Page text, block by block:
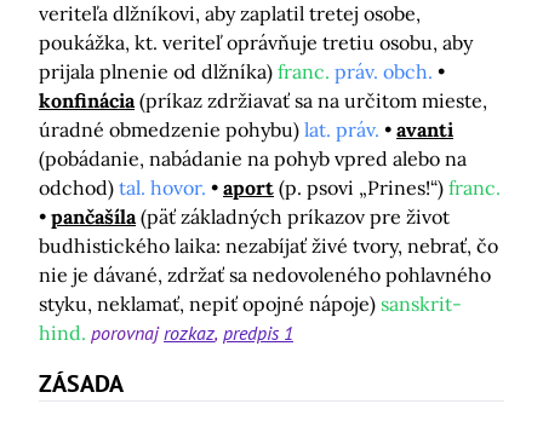
veriteľa dlžníkovi, aby zaplatil tretej osobe,
poukážka, kt. veriteľ oprávňuje tretiu osobu, aby
prijala plnenie od dlžníka) franc. práv. obch.
konfinácia (príkaz zdržiavať sa na určitom mieste,
úradné obmedzenie pohybu) lat. práv.
avanti
(pobádanie, nabádanie na pohyb vpred alebo na
odchod) tal. hovor. aport (p. psovi „Prines!“) franc.
pančašíla (päť základných príkazov pre život
budhistického laika: nezabíjať živé tvory, nebrať, čo
nie je dávané, zdržať sa nedovoleného pohlavného
styku, neklamať, nepiť opojné nápoje) sanskrit-
hind. porovnajrozkaz predpis 1
ZÁSADA